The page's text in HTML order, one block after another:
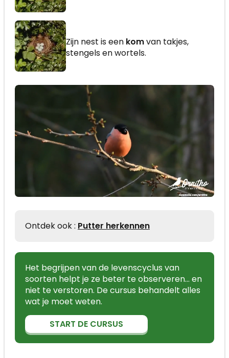
Zijn nest is een komvan takjes,
stengels en wortels.
Ontdek ook : Putter herkennen
Het begrijpen van de levenscyclus van
soorten helpt je ze beter te observeren… en
niet te verstoren. De cursus behandelt alles
wat je moet weten.
START DE CURSUS